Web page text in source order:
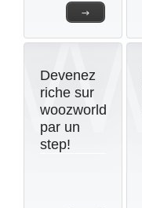
→
Devenez
riche sur
woozworld
par un
step!